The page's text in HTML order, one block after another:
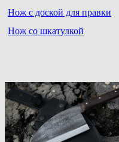
Нож с доской для правки
Нож со шкатулкой